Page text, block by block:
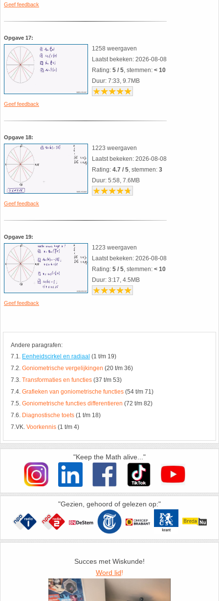
Geef feedback
Opgave 17:
Geef feedback
1258 weergaven
Laatst bekeken: 2026-08-08
Rating: 5 / 5, stemmen: < 10
Duur: 7:33, 9.7MB
Opgave 18:
Geef feedback
1223 weergaven
Laatst bekeken: 2026-08-08
Rating: 4.7 / 5, stemmen: 3
Duur: 5:58, 7.6MB
Opgave 19:
Geef feedback
1223 weergaven
Laatst bekeken: 2026-08-08
Rating: 5 / 5, stemmen: < 10
Duur: 3:17, 4.5MB
Andere paragrafen:
7.1. Eenheidscirkel en radiaal (1 t/m 19)
7.2. Goniometrische vergelijkingen (20 t/m 36)
7.3. Transformaties en functies (37 t/m 53)
7.4. Grafieken van goniometrische functies (54 t/m 71)
7.5. Goniometrische functies differentieren (72 t/m 82)
7.6. Diagnostische toets (1 t/m 18)
7.VK. Voorkennis (1 t/m 4)
"Keep the Math alive..."
"Gezien, gehoord of gelezen op:"
Succes met Wiskunde!
Word lid!